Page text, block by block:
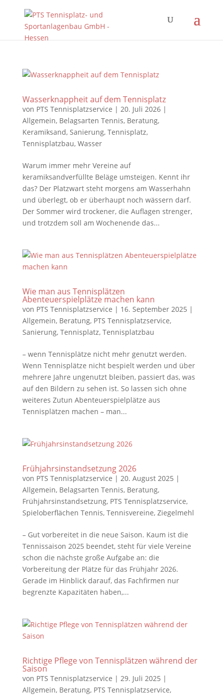
Wasserknappheit auf dem Tennisplatz
von PTS Tennisplatzservice | 20. Juli 2026|
Allgemein, Belagsarten Tennis, Beratung,
Keramiksand, Sanierung, Tennisplatz,
Tennisplatzbau, Wasser
Warum immer mehr Vereine auf
keramiksandverfüllte Beläge umsteigen. Kennt ihr
das? Der Platzwart steht morgens am Wasserhahn
und überlegt, ob er überhaupt noch wässern darf.
Der Sommer wird trockener, die Auflagen strenger,
und trotzdem soll am Wochenende das...
Wie man aus Tennisplätzen
Abenteuerspielplätze machen kann
von PTS Tennisplatzservice | 16. September 2025 |
Allgemein, Beratung, PTS Tennisplatzservice,
Sanierung, Tennisplatz, Tennisplatzbau
– wenn Tennisplätze nicht mehr genutzt werden.
Wenn Tennisplätze nicht bespielt werden und über
mehrere Jahre ungenutzt bleiben, passiert das, was
auf den Bildern zu sehen ist. So lassen sich ohne
weiteres Zutun Abenteuerspielplätze aus
Tennisplätzen machen – man...
Frühjahrsinstandsetzung 2026
von PTS Tennisplatzservice | 20. August 2025 |
Allgemein, Belagsarten Tennis, Beratung,
Frühjahrsinstandsetzung, PTS Tennisplatzservice,
Spieloberflächen Tennis, Tennisvereine, Ziegelmehl
– Gut vorbereitet in die neue Saison. Kaum ist die
Tennissaison 2025 beendet, steht für viele Vereine
schon die nächste große Aufgabe an: die
Vorbereitung der Plätze für das Frühjahr 2026.
Gerade im Hinblick darauf, das Fachfirmen nur
begrenzte Kapazitäten haben,...
Richtige Pflege von Tennisplätzen während der
Saison
von PTS Tennisplatzservice | 29. Juli 2025 |
Allgemein, Beratung, PTS Tennisplatzservice,